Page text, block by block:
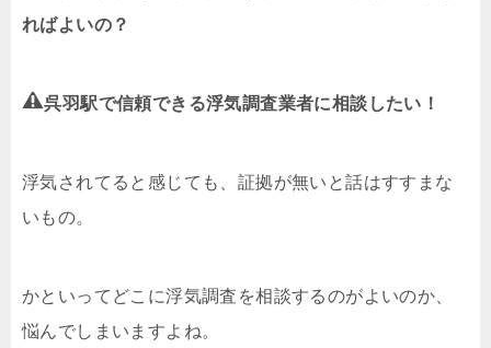
ればよいの？
呉羽駅で信頼できる浮気調査業者に相談したい！
浮気されてると感じても、証拠が無いと話はすすまな
いもの。
かといってどこに浮気調査を相談するのがよいのか、
悩んでしまいますよね。